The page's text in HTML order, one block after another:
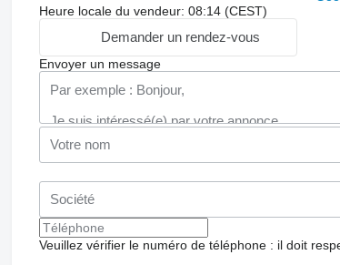
Heure locale du vendeur: 08:14 (CEST)
Demander un rendez-vous
Envoyer un message
Veuillez vérifier le numéro de téléphone : il doit